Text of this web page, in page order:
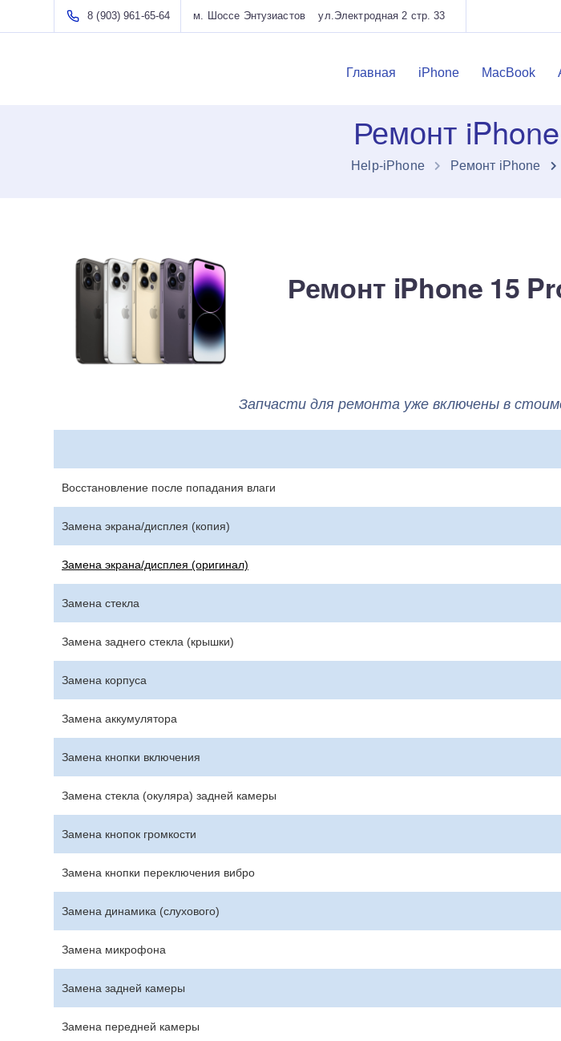
8 (903) 961-65-64 м. Шоссе Энтузиастов ул.Электродная 2 стр. 33
Главная iPhone MacBook
Ремонт
Нelp-iPhone Ремонт iPhone
Ремонт iPhone 15
Запчасти для ремонта уже включены в
Восстановление после попадания влаги
Замена экрана/дисплея (копия)
Замена экрана/дисплея (оригинал)
Замена стекла
Замена заднего стекла (крышки)
Замена корпуса
Замена аккумулятора
Замена кнопки включения
Замена стекла (окуляра) задней камеры
Замена кнопок громкости
Замена кнопки переключения вибро
Замена динамика (слухового)
Замена микрофона
Замена задней камеры
Замена передней камеры